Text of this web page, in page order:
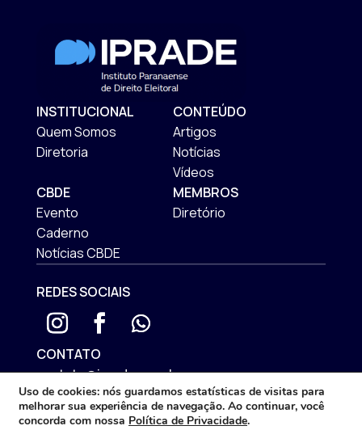
INSTITUCIONAL
Quem Somos
Diretoria
CONTEÚDO
Artigos
Notícias
Vídeos
CBDE
Evento
Caderno
Notícias CBDE
MEMBROS
Diretório
REDES SOCIAIS
CONTATO
contato@iprade.com.br
ENDEREÇO
Rua Mateus Leme, 575 | São Francisco
Uso de cookies: nós guardamos estatísticas de visitas para
melhorar sua experiência de navegação. Ao continuar, você
concorda com nossa Política de Privacidade.